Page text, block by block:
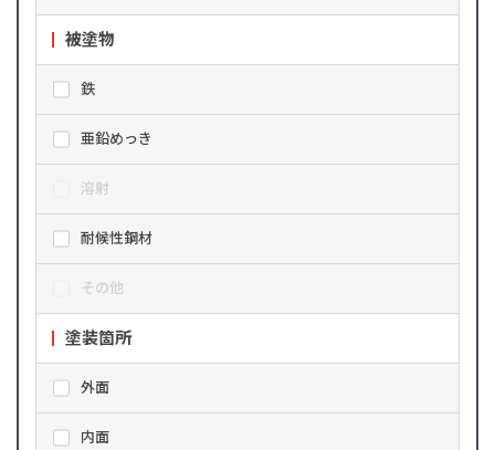
被塗物
鉄
亜鉛めっき
溶射
耐候性鋼材
その他
塗装箇所
外面
内面